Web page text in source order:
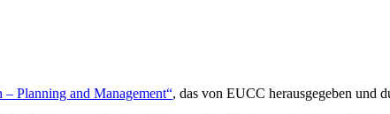
– Planning and Management“, das von EUCC herausgegeben und